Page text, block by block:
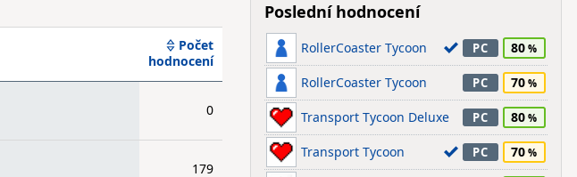
Počet
hodnocení
0
179
Poslední hodnocení
RollerCoaster Tycoon PC 80
RollerCoaster Tycoon PC 70
Transport Tycoon Deluxe PC 80
Transport Tycoon PC 70